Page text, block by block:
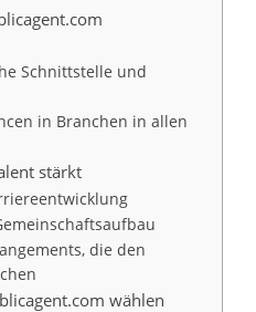
Schnittstelle und
in Branchen in allen
stärkt
die den
wählen